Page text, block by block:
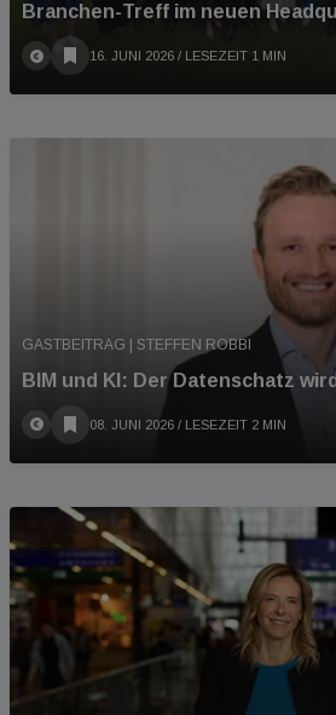
Branchen-Treff im neuen
16. JUNI 2026 / LESEZEIT 1 MIN
GASTBEITRAG | STEFFEN ROBBI
BIM und KI: Der Datenschatz
08. JUNI 2026 / LESEZEIT 2 MIN